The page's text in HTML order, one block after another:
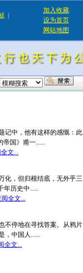
|
加入收藏
设为首页
网站地图
记中，他有这样的感慨：此
国》甫一......
文...
化，但归根结底，无外乎三
年历史中......
阅全文...
不停地在寻找答案。从鸦片
，中国人......
全文...